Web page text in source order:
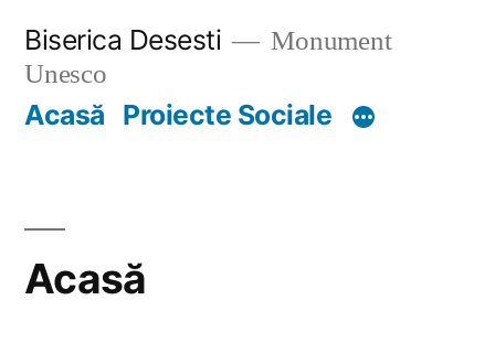
content
Biserica Desesti
Monument
Unesco
Acasă Proiecte Sociale
Acasă